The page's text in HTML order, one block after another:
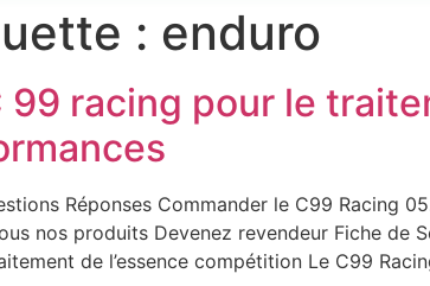
: enduro
99 racing pour le
Réponses Commander le C99 Racing
nos produits Devenez revendeur Fiche de
de l’essence compétition Le C99